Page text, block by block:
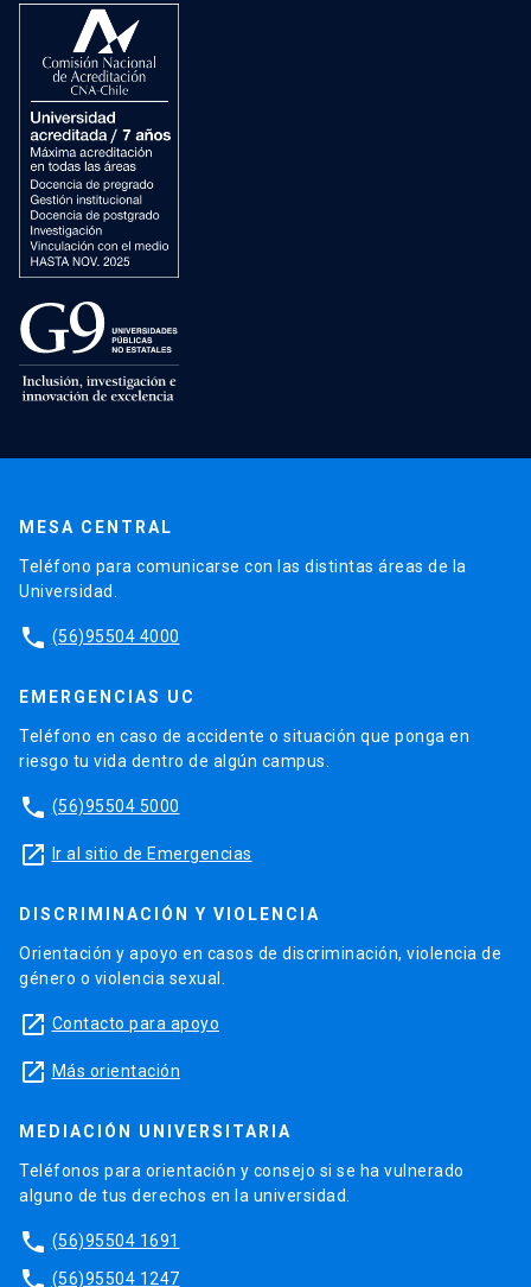
MESA CENTRAL
Teléfono para comunicarse con las distintas áreas de la
Universidad.
phone (56)95504 4000
EMERGENCIAS UC
Teléfono en caso de accidente o situación que ponga en
riesgo tu vida dentro de algún campus.
phone (56)95504 5000
launch Ir al sitio de Emergencias
DISCRIMINACIÓN Y VIOLENCIA
Orientación y apoyo en casos de discriminación, violencia de
género o violencia sexual.
launch Contacto para apoyo
launch Más orientación
MEDIACIÓN UNIVERSITARIA
Teléfonos para orientación y consejo si se ha vulnerado
alguno de tus derechos en la universidad.
phone (56)95504 1691
phone (56)95504 1247